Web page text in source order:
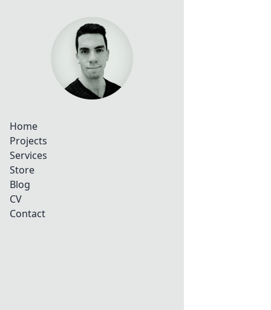
Home
Projects
Services
Store
Blog
CV
Contact